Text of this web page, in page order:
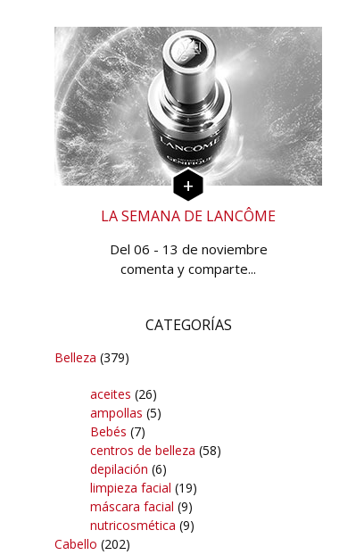
LA SEMANA DE LANCÔME
Del 06 - 13 de noviembre
comenta y comparte...
CATEGORÍAS
Belleza (379)
aceites (26)
ampollas (5)
Bebés (7)
centros de belleza (58)
depilación (6)
limpieza facial (19)
máscara facial (9)
nutricosmética (9)
Cabello (202)